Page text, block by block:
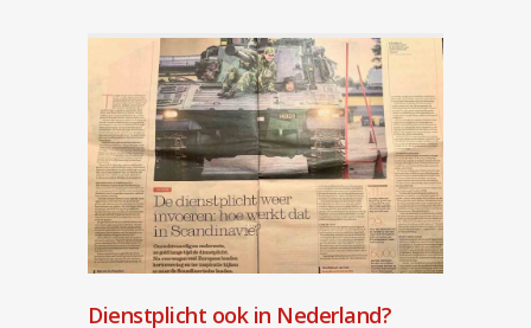
Dienstplicht ook in Nederland?